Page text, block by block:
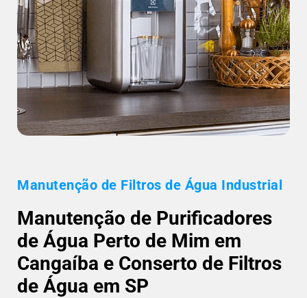
Manutenção de Filtros de Água Industrial
Manutenção de Purificadores
de Água Perto de Mim em
Cangaíba e Conserto de Filtros
de Água em SP